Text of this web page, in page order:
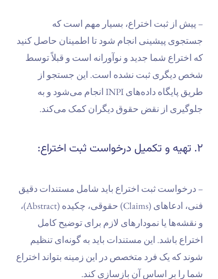
– پیش از ثبت اختراع، بسیار مهم است که
جستجوی پیشینی انجام شود تا اطمینان حاصل کنید
که اختراع شما جدید و نوآورانه است و قبلاً توسط
شخص دیگری ثبت نشده است. این جستجو از
طریق پایگاه داده‌های INPI انجام می‌شود و به
جلوگیری از نقض حقوق دیگران کمک می‌کند.
۲. تهیه و تکمیل درخواست ثبت اختراع:
– درخواست ثبت اختراع باید شامل مستندات دقیق
فنی، ادعاهای (Claims) حقوقی، چکیده (Abstract)،
و نقشه‌ها یا نمودارهای لازم برای توضیح کامل
اختراع باشد. این مستندات باید به گونه‌ای تنظیم
شوند که یک فرد متخصص در این زمینه بتواند اختراع
شما را بر اساس آن بازسازی کند.